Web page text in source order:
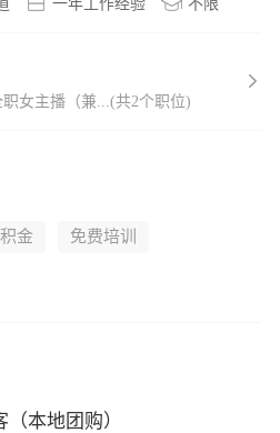
一年工作经验 不限
女主播（兼...(共2个职位)
金 免费培训
本地团购）